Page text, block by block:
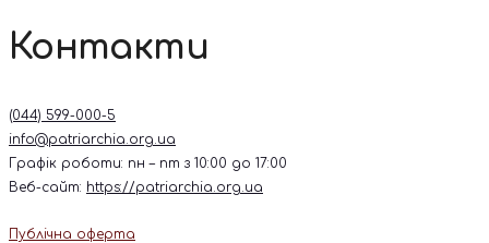
Контакти
(044) 599-000-5
info@patriarchia.org.ua
Графік роботи: пн – пт з 10:00 до 17:00
Веб-сайт: https://patriarchia.org.ua
Публічна оферта